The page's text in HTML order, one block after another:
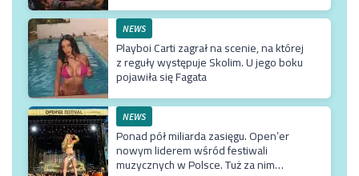
kanału Wielkie Joł
NEWS
Playboi Carti zagrał na scenie, na której
z reguły występuje Skolim. U jego boku
pojawiła się Fagata
NEWS
Ponad pół miliarda zasięgu. Open’er
nowym liderem wśród festiwali
muzycznych w Polsce. Tuż za nim